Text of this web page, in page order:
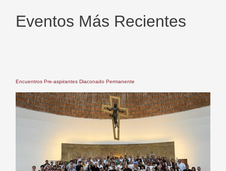
Eventos Más Recientes
Encuentros Pre-aspirantes Diaconado Permanente